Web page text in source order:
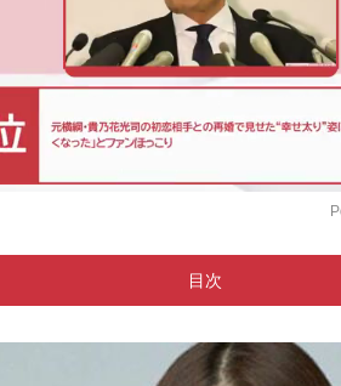
目次
ー 「血の穢れ」についても言及